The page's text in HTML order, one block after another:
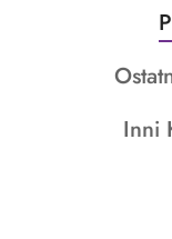
Pomiń
o
Inni